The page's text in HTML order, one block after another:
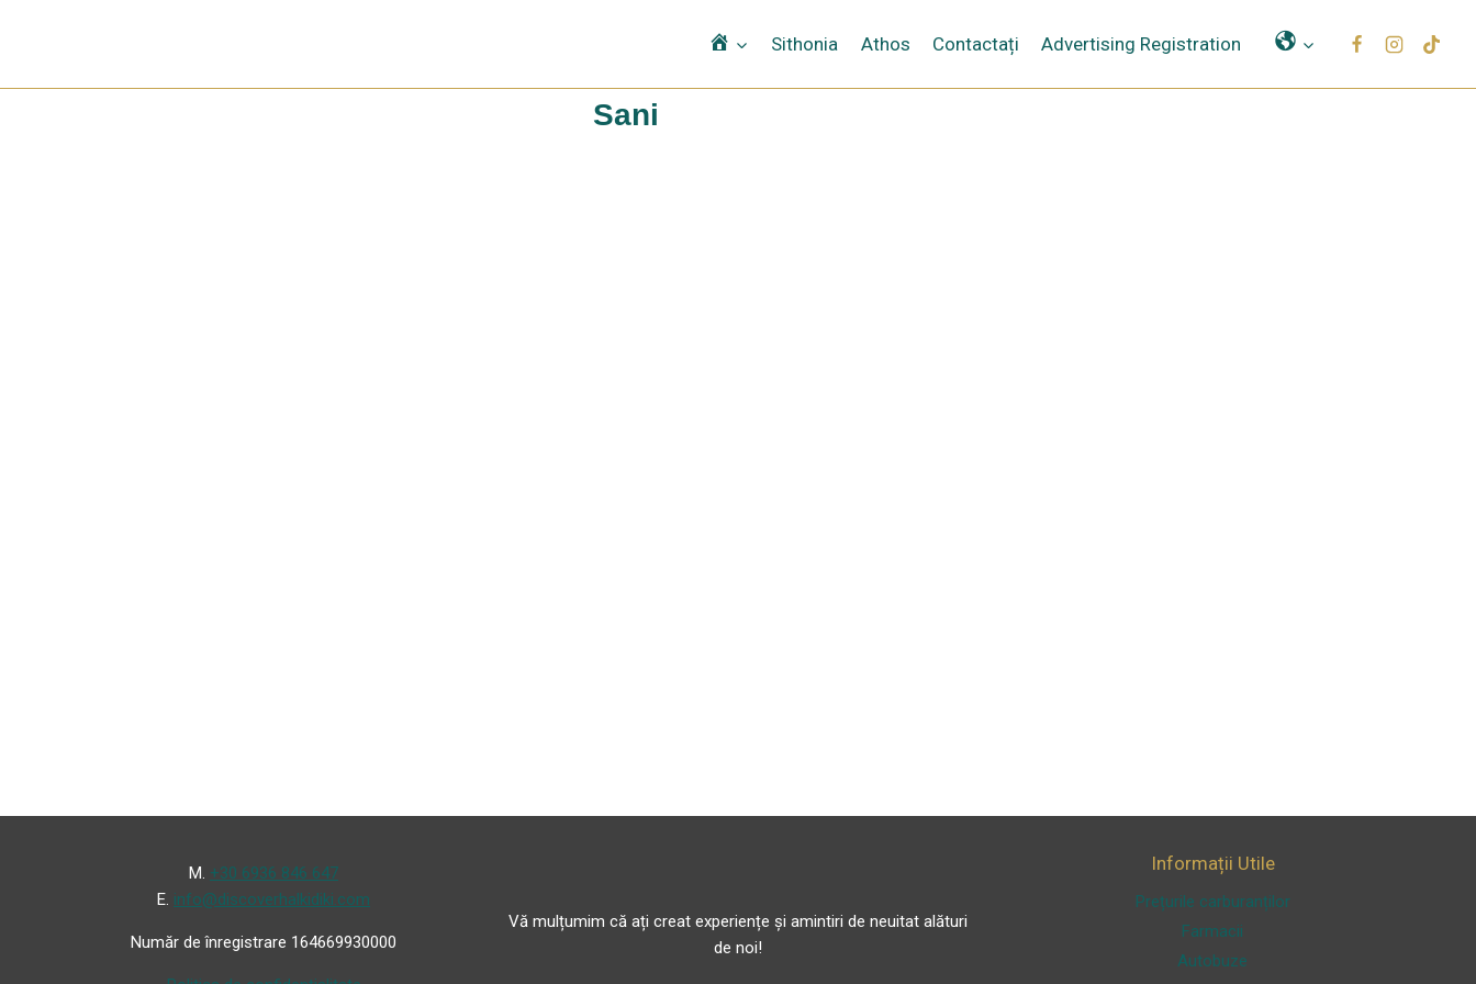
ΑρχικήSithonia Athos Contactați Advertising Registration Μετάφραση
Sani
Μ. +30 6936 846 647
Ε. info@discoverhalkidiki.com
Număr de înregistrare 164669930000
Vă mulțumim că ați creat experiențe și amintiri de neuitat alături
de noi!
Informații Utile
Prețurile carburanților
Farmacii
Autobuze